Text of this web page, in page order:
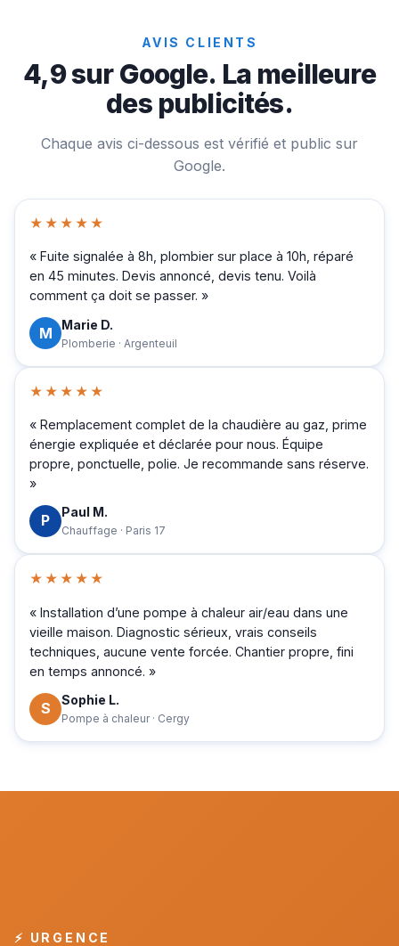
AVIS CLIENTS
4,9 sur Google. La meilleure
des publicités.
Chaque avis ci-dessous est vérifié et public sur
Google.
★★★★★
« Fuite signalée à 8h, plombier sur place à 10h, réparé
en 45 minutes. Devis annoncé, devis tenu. Voilà
comment ça doit se passer. »
M Marie D.
Plomberie · Argenteuil
★★★★★
« Remplacement complet de la chaudière au gaz, prime
énergie expliquée et déclarée pour nous. Équipe
propre, ponctuelle, polie. Je recommande sans réserve.
»
P Paul M.
Chauffage · Paris 17
★★★★★
« Installation d’une pompe à chaleur air/eau dans une
vieille maison. Diagnostic sérieux, vrais conseils
techniques, aucune vente forcée. Chantier propre, fini
en temps annoncé. »
S Sophie L.
Pompe à chaleur · Cergy
⚡ URGENCE